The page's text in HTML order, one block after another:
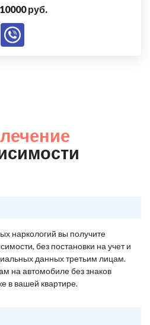
руб.
наркологий вы получите
без постановки на учет и
данных третьим лицам.
на автомобиле без знаков
в вашей квартире.